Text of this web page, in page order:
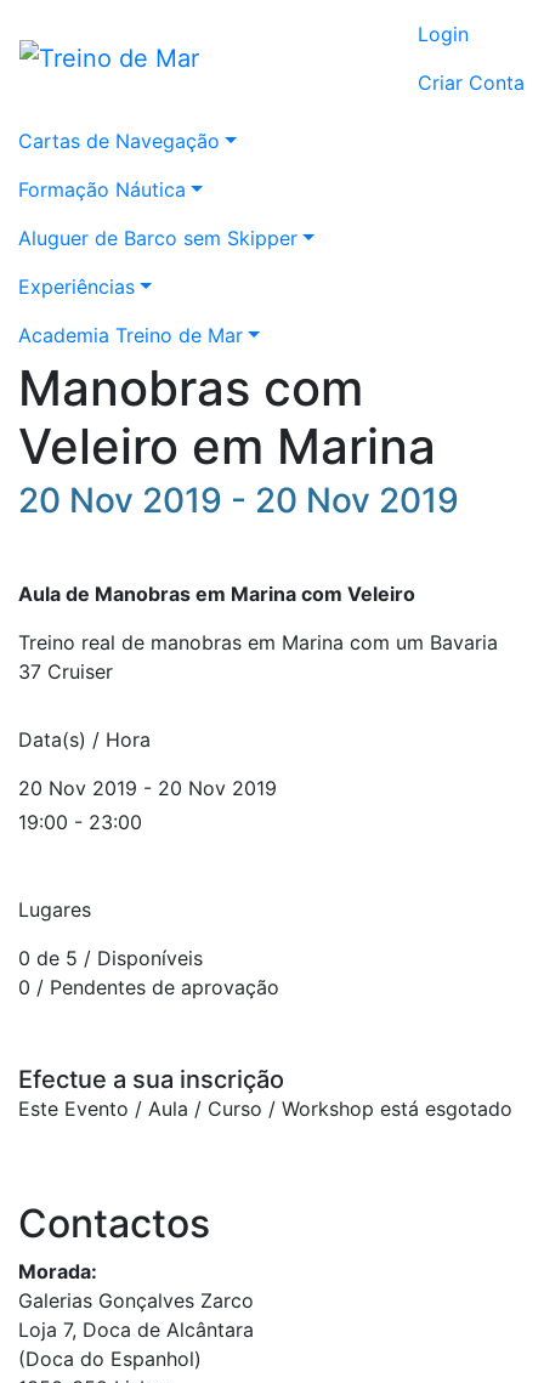
Login
Criar Conta
Cartas de Navegação
Formação Náutica
Aluguer de Barco sem Skipper
Experiências
Academia Treino de Mar
Manobras com
Veleiro em Marina
20 Nov 2019 - 20 Nov 2019
Aula de Manobras em Marina com Veleiro
Treino real de manobras em Marina com um Bavaria
37 Cruiser
Data(s) / Hora
20 Nov 2019 - 20 Nov 2019
19:00 - 23:00
Lugares
0 de 5 / Disponíveis
0 / Pendentes de aprovação
Efectue a sua inscrição
Este Evento / Aula / Curso / Workshop está esgotado
Contactos
Morada:
Galerias Gonçalves Zarco
Loja 7, Doca de Alcântara
(Doca do Espanhol)